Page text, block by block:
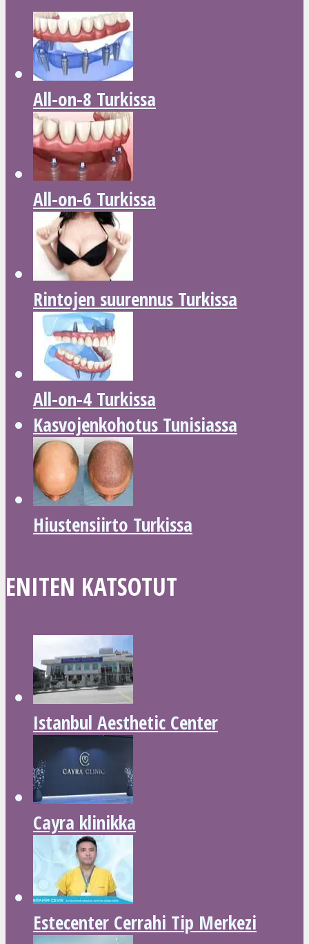
All-on-8 Turkissa
All-on-6 Turkissa
Rintojen suurennus Turkissa
All-on-4 Turkissa
Kasvojenkohotus Tunisiassa
Hiustensiirto Turkissa
ENITEN KATSOTUT
Istanbul Aesthetic Center
Cayra klinikka
Estecenter Cerrahi Tip Merkezi